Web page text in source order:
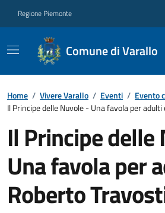
Regione Piemonte
Comune di Varallo
Home / Vivere Varallo / Eventi / Evento
Il Principe delle Nuvole - Una favola per
Il Principe delle
Una favola per
Roberto